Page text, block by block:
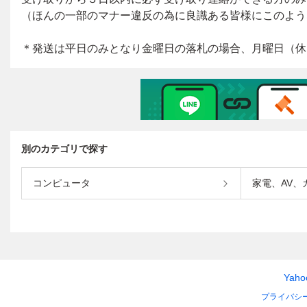
別のカテゴリで探す
コンピュータ 家電、AV、
プライバシ